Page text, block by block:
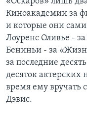
Киноакадемии за
и которые они
Лоуренс Оливье -
Бениньи - за
за последние
десяток актерских
время ему вручать
Дэвис.